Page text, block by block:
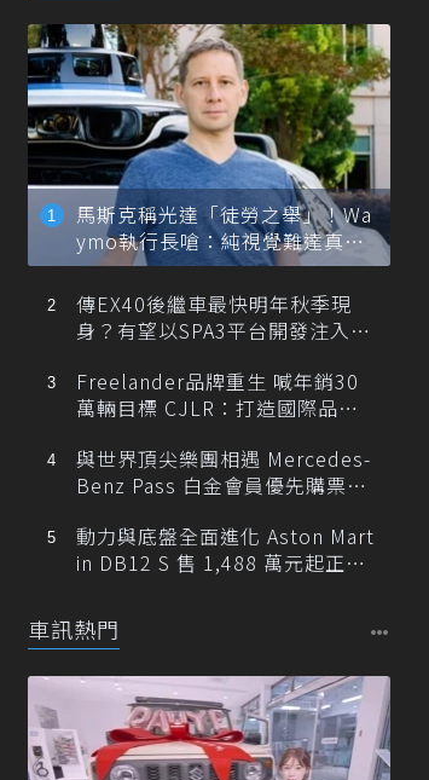
馬斯克稱光達「徒勞之舉」！Wa
ymo執行長嗆：純視覺難達真正
自動駕駛
傳EX40後繼車最快明年秋季現
身？有望以SPA3平台開發注入80
Freelander品牌重生 喊年銷30
萬輛目標 CJLR：打造國際品牌
與世界頂尖樂團相遇 Mercedes-
Benz Pass 白金會員優先購票維
動力與底盤全面進化 Aston Mart
in DB12 S 售 1,488 萬元起正式
車訊熱門